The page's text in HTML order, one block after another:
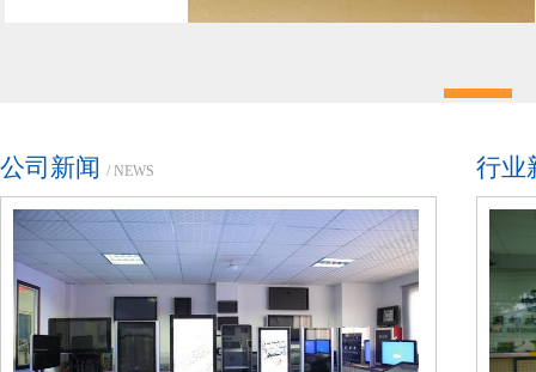
公司新闻 / NEWS 行业